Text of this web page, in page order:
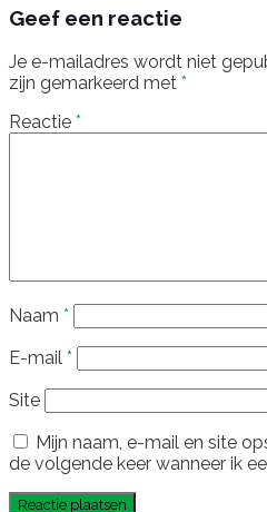
Geef een reactie
Je e-mailadres wordt niet
zijn gemarkeerd met *
Reactie *
Naam *
E-mail *
Site
Mijn naam, e-mail en site
de volgende keer wanneer ik